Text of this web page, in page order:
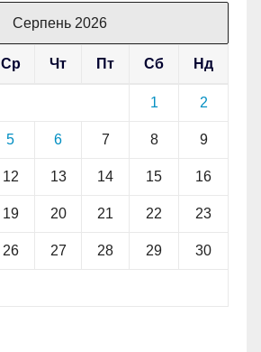
Серпень 2026
Ср Чт Пт Сб Нд
1 2
5 6 7 8 9
12 13 14 15 16
19 20 21 22 23
26 27 28 29 30